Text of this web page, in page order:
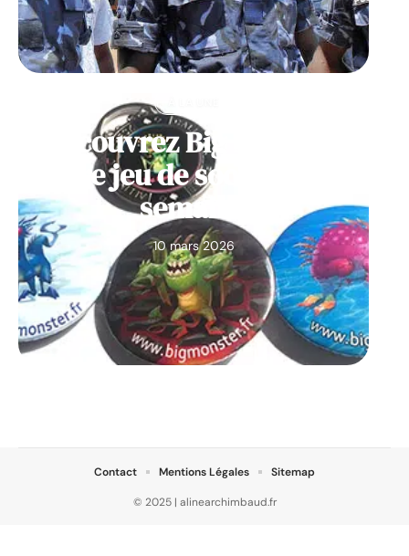
Découvrez Big Monster,
notre jeu de société de la
semaine
10 mars 2026
© 2025 | alinearchimbaud.fr
Contact Mentions Légales Sitemap